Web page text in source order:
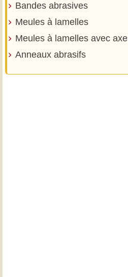
Bandes abrasives
Meules à lamelles
Meules à lamelles avec axe
Anneaux abrasifs